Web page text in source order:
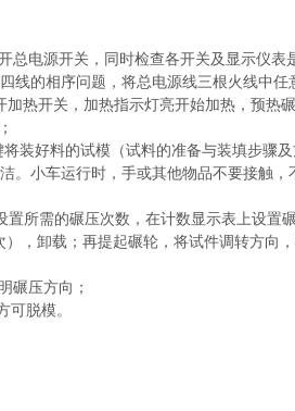
电源开关，同时检查各开关及显示仪表
线的相序问题，将总电源线三根火线中任
热开关，加热指示灯亮开始加热，预热碾
装好料的试模（试料的准备与装填步骤
小车运行时，手或其他物品不要接触，
所需的碾压次数，在计数显示表上设置
，卸载；再提起碾轮，将试件调转方向
碾压方向；
可脱模。